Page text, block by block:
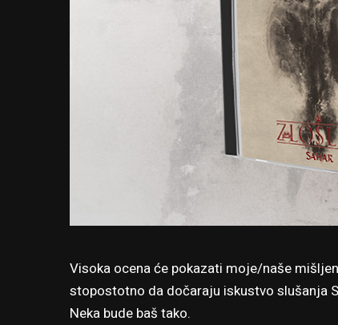
Visoka ocena će pokazati moje/naše
stopostotno da dočaraju iskustvo slušanja
Neka bude baš tako.